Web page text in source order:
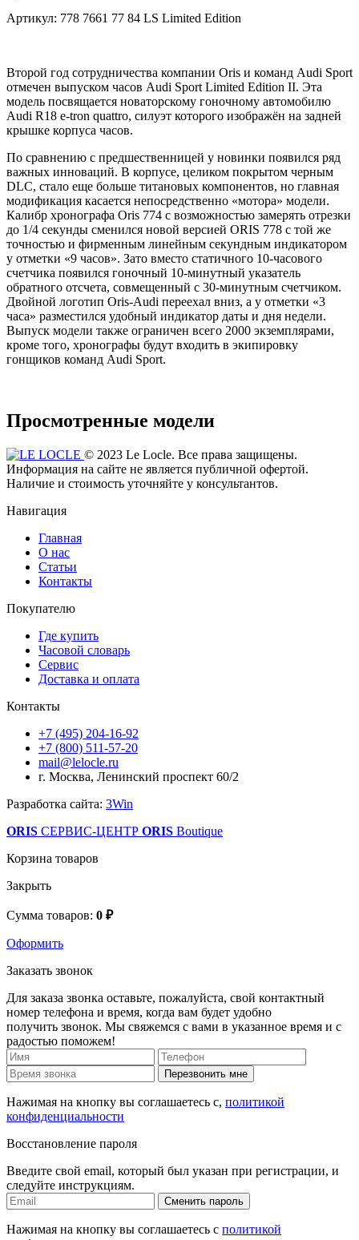
Артикул: 778 7661 77 84 LS Limited Edition
Второй год сотрудничества компании Oris и команд Audi Sport
отмечен выпуском часов Audi Sport Limited Edition II. Эта
модель посвящается новаторскому гоночному автомобилю
Audi R18 e-tron quattro, силуэт которого изображён на задней
крышке корпуса часов.
По сравнению с предшественницей у новинки появился ряд
важных инноваций. В корпусе, целиком покрытом черным
DLC, стало еще больше титановых компонентов, но главная
модификация касается непосредственно «мотора» модели.
Калибр хронографа Oris 774 с возможностью замерять отрезки
до 1/4 секунды сменился новой версией ORIS 778 с той же
точностью и фирменным линейным секундным индикатором
у отметки «9 часов». Зато вместо статичного 10-часового
счетчика появился гоночный 10-минутный указатель
обратного отсчета, совмещенный с 30-минутным счетчиком.
Двойной логотип Oris-Audi переехал вниз, а у отметки «3
часа» разместился удобный индикатор даты и дня недели.
Выпуск модели также ограничен всего 2000 экземплярами,
кроме того, хронографы будут входить в экипировку
гонщиков команд Audi Sport.
Просмотренные модели
© 2023 Le Locle. Все права защищены.
Информация на сайте не является публичной офертой.
Наличие и стоимость уточняйте у консультантов.
Навигация
Главная
О нас
Статьи
Контакты
Покупателю
Где купить
Часовой словарь
Сервис
Доставка и оплата
Контакты
+7 (495) 204-16-92
+7 (800) 511-57-20
mail@lelocle.ru
г. Москва, Ленинский проспект 60/2
Разработка сайта: 3Win
ORIS СЕРВИС-ЦЕНТР ORIS Boutique
Корзина товаров
Закрыть
Сумма товаров: 0 ₽
Оформить
Заказать звонок
Для заказа звонка оставьте, пожалуйста, свой контактный
номер телефона и время, когда вам будет удобно
получить звонок. Мы свяжемся с вами в указанное время и с
радостью поможем!
Перезвонить мне
Нажимая на кнопку вы соглашаетесь с, политикой
конфиденциальности
Восстановление пароля
Введите свой email, который был указан при регистрации, и
следуйте инструкциям.
Сменить пароль
Нажимая на кнопку вы соглашаетесь с политикой